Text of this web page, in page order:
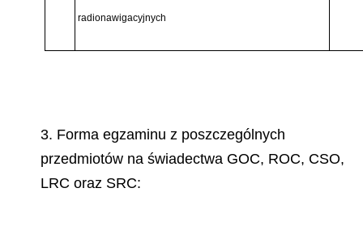
radionawigacyjnych
3. Forma egzaminu z poszczególnych
przedmiotów na świadectwa GOC, ROC, CSO,
LRC oraz SRC: